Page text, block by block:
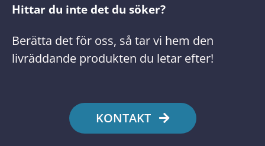
Hittar du inte det du söker?
Berätta det för oss, så tar vi hem den
livräddande produkten du letar efter!
KONTAKT